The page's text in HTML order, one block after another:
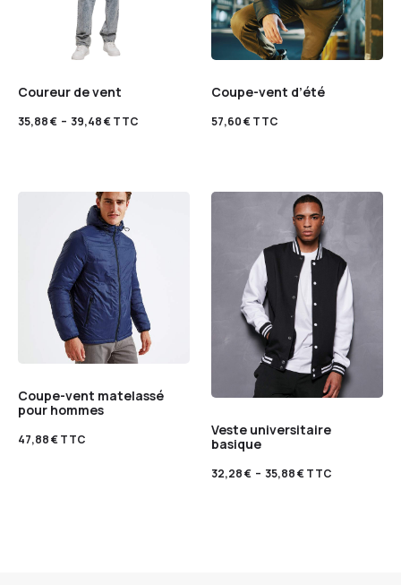
Coureur de vent
35,88€ – 39,48€TTC
Coupe-vent d’été
57,60€TTC
Coupe-vent matelassé
pour hommes
47,88€TTC
Veste universitaire
basique
32,28€ – 35,88€TTC